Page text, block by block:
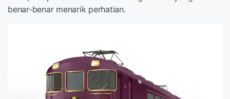
benar-benar menarik perhatian.